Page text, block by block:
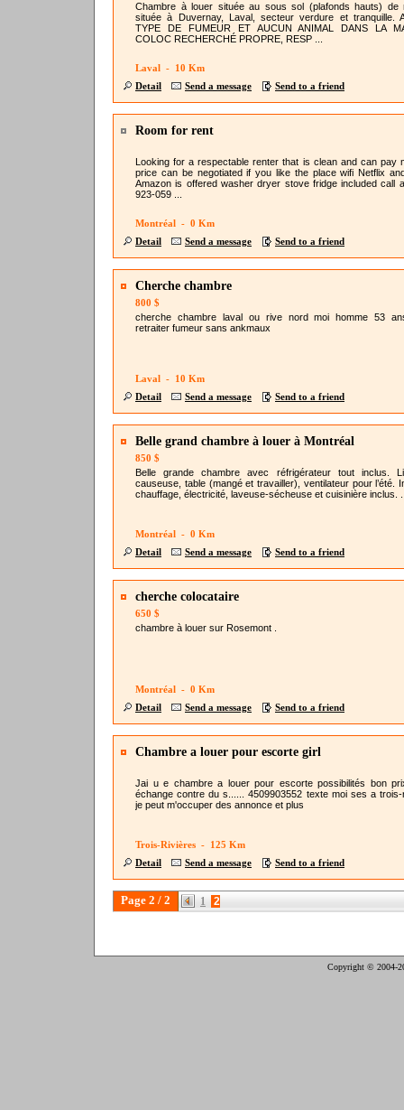
Chambre à louer située au sous sol (plafonds hauts) de
située à Duvernay, Laval, secteur verdure et tranquille.
TYPE DE FUMEUR ET AUCUN ANIMAL DANS LA
COLOC RECHERCHÉ PROPRE, RESP ...
Laval - 10 Km
Detail
Send a message Send to a friend
Room for rent
Looking for a respectable renter that is clean and can pay
price can be negotiated if you like the place wifi Netflix
Amazon is offered washer dryer stove fridge included call
923-059 ...
Montréal - 0 Km
Detail
Send a message Send to a friend
Cherche chambre
800 $
cherche chambre laval ou rive nord moi homme 53
retraiter fumeur sans ankmaux
Laval - 10 Km
Detail
Send a message Send to a friend
Belle grand chambre à louer à Montréal
850 $
Belle grande chambre avec réfrigérateur tout inclus.
causeuse, table (mangé et travailler), ventilateur pour l’été.
chauffage, électricité, laveuse-sécheuse et cuisinière inclus.
Montréal - 0 Km
Detail
Send a message Send to a friend
cherche colocataire
650 $
chambre à louer sur Rosemont .
Montréal - 0 Km
Detail
Send a message Send to a friend
Chambre a louer pour escorte girl
Jai u e chambre a louer pour escorte possibilités bon
échange contre du s...... 4509903552 texte moi ses a trois-
je peut m'occuper des annonce et plus
Trois-Rivières - 125 Km
Detail
Send a message Send to a friend
Page 2 / 2 1 2
Copyright © 2004-